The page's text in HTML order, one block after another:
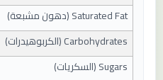
Saturated Fat ( دهون مشبعة)
Carbohydrates ( الكربوهيدرات)
Sugars ( السكريات)